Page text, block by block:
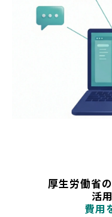
厚生労働省
活
費用